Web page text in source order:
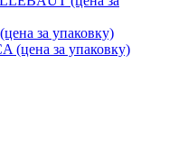
за упаковку)
за упаковку)